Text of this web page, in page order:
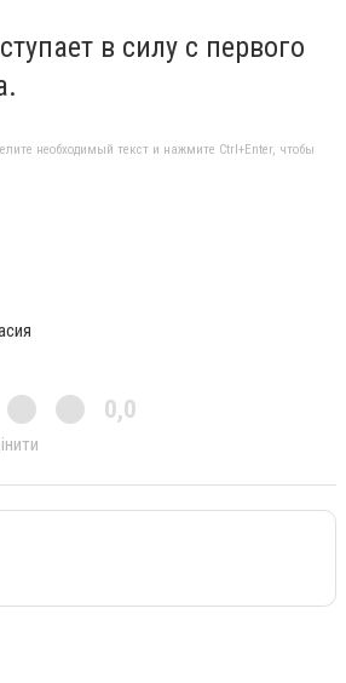
в силу с первого
необходимый текст и нажмите Ctrl+Enter, чтобы
0,0